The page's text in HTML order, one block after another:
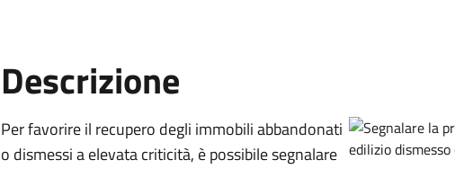
Descrizione
Per favorire il recupero degli immobili abbandonati
o dismessi a elevata criticità, è possibile segnalare